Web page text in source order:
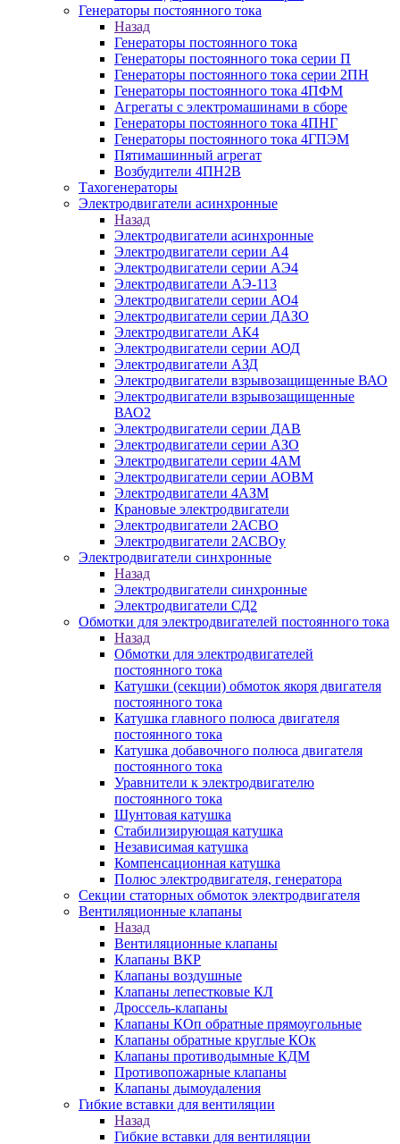
Генераторы постоянного тока
Назад
Генераторы постоянного тока
Генераторы постоянного тока серии П
Генераторы постоянного тока серии 2ПН
Генераторы постоянного тока 4ПФМ
Агрегаты с электромашинами в сборе
Генераторы постоянного тока 4ПНГ
Генераторы постоянного тока 4ГПЭМ
Пятимашинный агрегат
Возбудители 4ПН2В
Тахогенераторы
Электродвигатели асинхронные
Назад
Электродвигатели асинхронные
Электродвигатели серии А4
Электродвигатели серии АЭ4
Электродвигатели АЭ-113
Электродвигатели серии АО4
Электродвигатели серии ДАЗО
Электродвигатели АК4
Электродвигатели серии АОД
Электродвигатели АЗД
Электродвигатели взрывозащищенные ВАО
Электродвигатели взрывозащищенные
ВАО2
Электродвигатели серии ДАВ
Электродвигатели серии АЗО
Электродвигатели серии 4АМ
Электродвигатели серии АОВМ
Электродвигатели 4АЗМ
Крановые электродвигатели
Электродвигатели 2АСВО
Электродвигатели 2АСВОу
Электродвигатели синхронные
Назад
Электродвигатели синхронные
Электродвигатели СД2
Обмотки для электродвигателей постоянного тока
Назад
Обмотки для электродвигателей
постоянного тока
Катушки (секции) обмоток якоря двигателя
постоянного тока
Катушка главного полюса двигателя
постоянного тока
Катушка добавочного полюса двигателя
постоянного тока
Уравнители к электродвигателю
постоянного тока
Шунтовая катушка
Стабилизирующая катушка
Независимая катушка
Компенсационная катушка
Полюс электродвигателя, генератора
Секции статорных обмоток электродвигателя
Вентиляционные клапаны
Назад
Вентиляционные клапаны
Клапаны ВКР
Клапаны воздушные
Клапаны лепестковые КЛ
Дроссель-клапаны
Клапаны КОп обратные прямоугольные
Клапаны обратные круглые КОк
Клапаны противодымные КДМ
Противопожарные клапаны
Клапаны дымоудаления
Гибкие вставки для вентиляции
Назад
Гибкие вставки для вентиляции